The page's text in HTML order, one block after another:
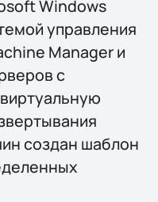
Windows
управления
Manager и
с
создан шаблон